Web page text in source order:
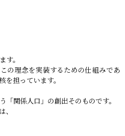
す。
の理念を実装するための仕組みであ
を担っています。
「関係人口」の創出そのものです。